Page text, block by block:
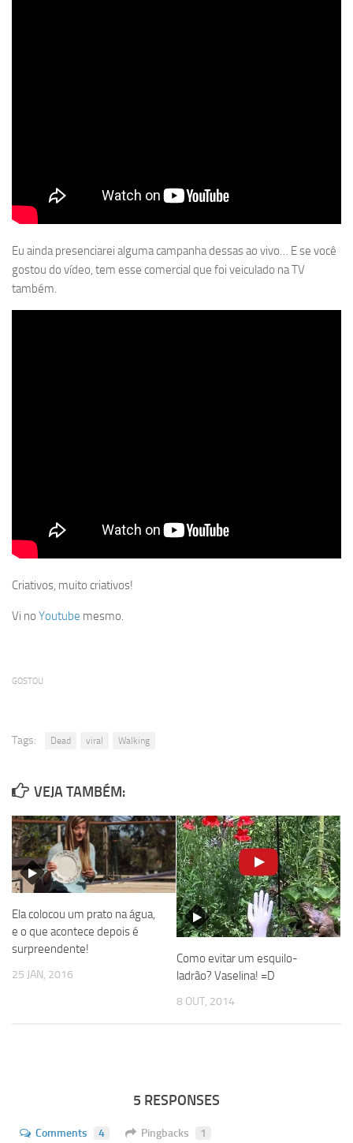
Eu ainda presenciarei alguma campanha dessas ao vivo… E se você
gostou do vídeo, tem esse comercial que foi veiculado na TV
também.
Criativos, muito criativos!
Vi no Youtube mesmo.
GOSTOU
Tags: Dead viral Walking
VEJA TAMBÉM:
Ela colocou um prato na água,
e o que acontece depois é
surpreendente!
25 JAN, 2016
Como evitar um esquilo-
ladrão? Vaselina! =D
8 OUT, 2014
5 RESPONSES
Comments 4 Pingbacks 1